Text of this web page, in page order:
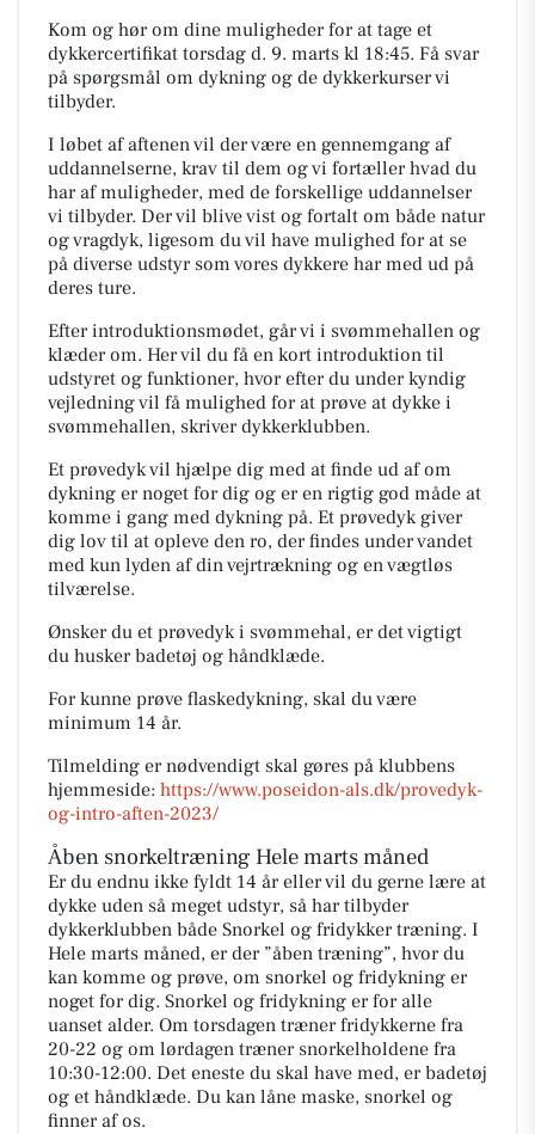
Kom og hør om dine muligheder for at tage et
dykkercertifikat torsdag d. 9. marts kl 18:45. Få svar
på spørgsmål om dykning og de dykkerkurser vi
tilbyder.
I løbet af aftenen vil der være en gennemgang af
uddannelserne, krav til dem og vi fortæller hvad du
har af muligheder, med de forskellige uddannelser
vi tilbyder. Der vil blive vist og fortalt om både natur
og vragdyk, ligesom du vil have mulighed for at se
på diverse udstyr som vores dykkere har med ud på
deres ture.
Efter introduktionsmødet, går vi i svømmehallen og
klæder om. Her vil du få en kort introduktion til
udstyret og funktioner, hvor efter du under kyndig
vejledning vil få mulighed for at prøve at dykke i
svømmehallen, skriver dykkerklubben.
Et prøvedyk vil hjælpe dig med at finde ud af om
dykning er noget for dig og er en rigtig god måde at
komme i gang med dykning på. Et prøvedyk giver
dig lov til at opleve den ro, der findes under vandet
med kun lyden af din vejrtrækning og en vægtløs
tilværelse.
Ønsker du et prøvedyk i svømmehal, er det vigtigt
du husker badetøj og håndklæde.
For kunne prøve flaskedykning, skal du være
minimum 14 år.
Tilmelding er nødvendigt skal gøres på klubbens
hjemmeside: https://www.poseidon-als.dk/provedyk-
og-intro-aften-2023/
Åben snorkeltræning Hele marts måned
Er du endnu ikke fyldt 14 år eller vil du gerne lære at
dykke uden så meget udstyr, så har tilbyder
dykkerklubben både Snorkel og fridykker træning. I
Hele marts måned, er der ”åben træning”, hvor du
kan komme og prøve, om snorkel og fridykning er
noget for dig. Snorkel og fridykning er for alle
uanset alder. Om torsdagen træner fridykkerne fra
20-22 og om lørdagen træner snorkelholdene fra
10:30-12:00. Det eneste du skal have med, er badetøj
og et håndklæde. Du kan låne maske, snorkel og
finner af os.